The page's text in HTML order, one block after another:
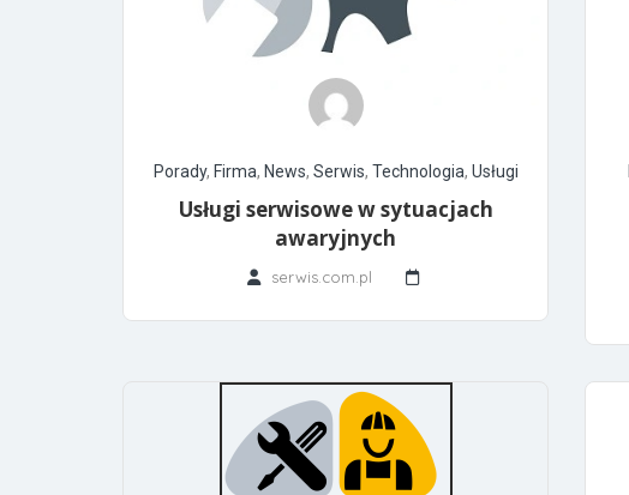
Porady, Firma, News, Serwis, Technologia, Usługi
Usługi serwisowe w sytuacjach
awaryjnych
serwis.com.pl